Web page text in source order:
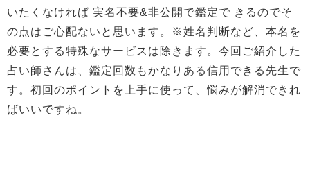
いたくなければ 実名不要&非公開で鑑定で きるのでそ
の点はご心配ないと思います。
※姓名判断など、本名を
必要とする特殊なサービスは除きます。今回ご紹介した
占い師さんは、鑑定回数もかなりある信用できる先生で
す。初回のポイントを上手に使って、悩みが解消できれ
ばいいですね。